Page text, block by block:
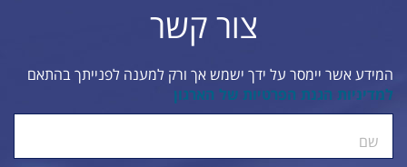
צור קשר
המידע אשר יימסר על ידך ישמש אך ורק למענה לפנייתך בהתאם
למדיניות הגנת הפרטיות של הארגון
שם